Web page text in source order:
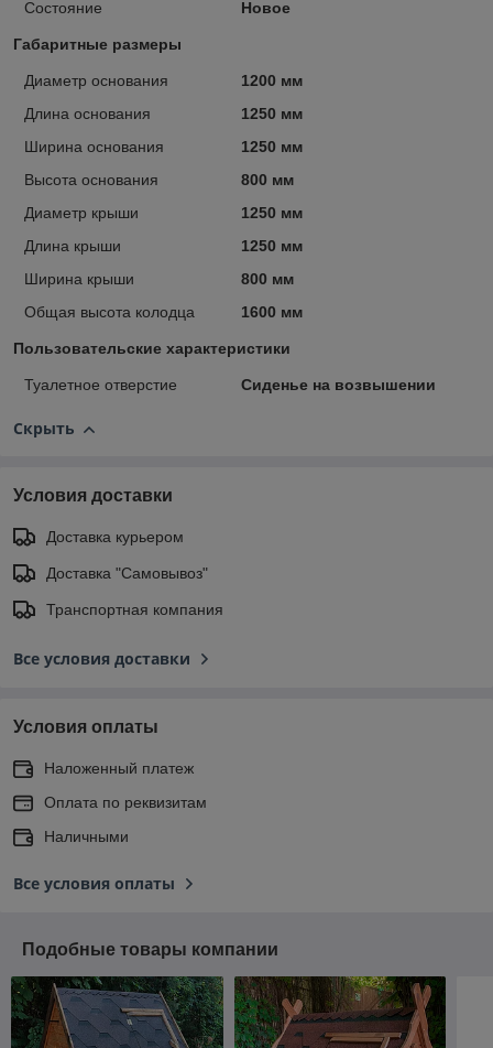
Состояние Новое
Габаритные размеры
Диаметр основания
1200 мм
Длина основания
1250 мм
Ширина основания
1250 мм
Высота основания
800 мм
Диаметр крыши
1250 мм
Длина крыши
1250 мм
Ширина крыши
800 мм
Общая высота колодца
1600 мм
Пользовательские характеристики
Туалетное отверстие Сиденье на возвышении
Скрыть
Условия доставки
Доставка курьером
Доставка "Самовывоз"
Транспортная компания
Все условия доставки
Условия оплаты
Наложенный платеж
Оплата по реквизитам
Наличными
Все условия оплаты
Подобные товары компании